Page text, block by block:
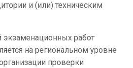
и (или) техническим
экзаменационных работ
на региональном уровне
проверки